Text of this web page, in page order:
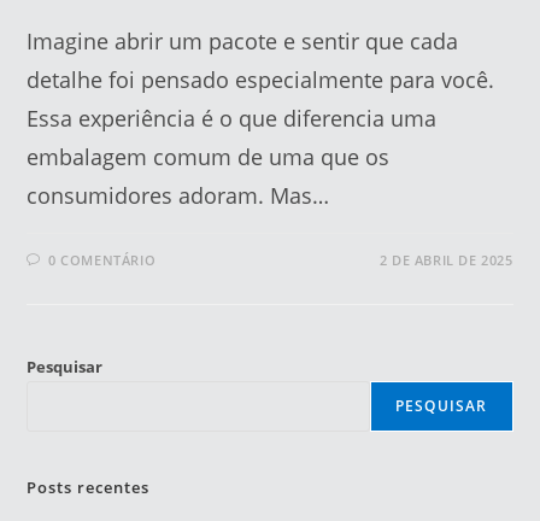
Imagine abrir um pacote e sentir que cada
detalhe foi pensado especialmente para você.
Essa experiência é o que diferencia uma
embalagem comum de uma que os
consumidores adoram. Mas…
0 COMENTÁRIO 2 DE ABRIL DE 2025
Pesquisar
PESQUISAR
Posts recentes